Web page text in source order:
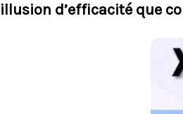
illusion d’efficacité que